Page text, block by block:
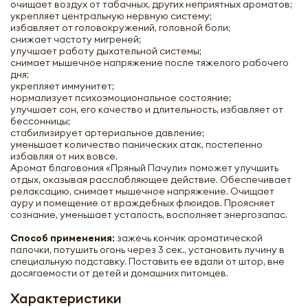
очищает воздух от табачных, других неприятных ароматов;
укрепляет центральную нервную систему;
избавляет от головокружений, головной боли;
снижает частоту мигреней;
улучшает работу дыхательной системы;
снимает мышечное напряжение после тяжелого рабочего
дня;
укрепляет иммунитет;
нормализует психоэмоциональное состояние;
улучшает сон, его качество и длительность, избавляет от
бессонницы;
стабилизирует артериальное давление;
уменьшает количество панических атак, постепенно
избавляя от них вовсе.
Аромат благовония «Пряный Пачули» поможет улучшить
отдых, оказывая расслабляющее действие. Обеспечивает
релаксацию, снимает мышечное напряжение. Очищает
ауру и помещение от враждебных флюидов. Проясняет
сознание, уменьшает усталость, восполняет энергозапас.
Способ применения: зажечь кончик ароматической
палочки, потушить огонь через 3 сек., установить лучину в
специальную подставку. Поставить ее вдали от штор, вне
досягаемости от детей и домашних питомцев.
Характеристики
Благовоние Пряный Пачули (Spicy
Patchouli incense sticks) Satya | Сатья 15г
- +
Нажимая кнопку «Оформить», я даю своё согласие